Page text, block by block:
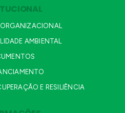
ORGANIZACIONAL
AMBIENTAL
E RESILIÊNCIA